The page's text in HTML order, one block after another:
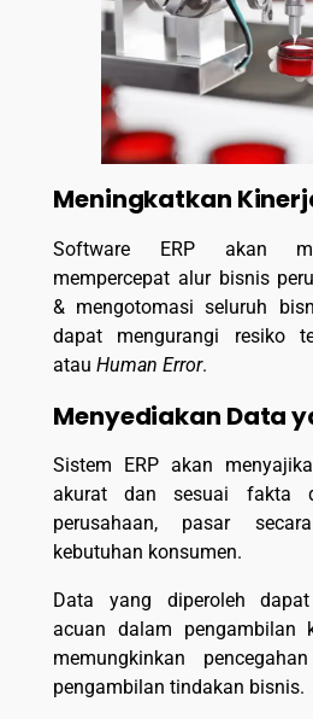
Meningkatkan
Software ERP akan
mempercepat alur bisnis
& mengotomasi seluruh
dapat mengurangi resiko
atau Human Error.
Menyediakan Data
Sistem ERP akan
akurat dan sesuai fakta
perusahaan, pasar
kebutuhan konsumen.
Data yang diperoleh
acuan dalam pengambilan
memungkinkan
pengambilan tindakan bisnis.